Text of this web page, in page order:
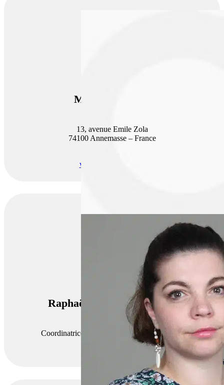
Maison de l’Eco
13, avenue Emile Zola
74100 Annemasse – France
www.maisoneco.org
Raphaëlle Equinet Cerrotti
Coordinatrice du Club RH Genevois français